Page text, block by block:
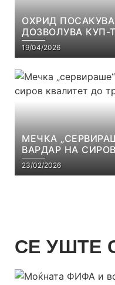
ОХРИД
ДОЗВОЛУВА КУП-
ОД СКОПЈЕ
19/04/2026
МЕЧКА
ВАРДАР НА
ВО АВТОКОМАНДА
23/02/2026
СЕ УШТЕ